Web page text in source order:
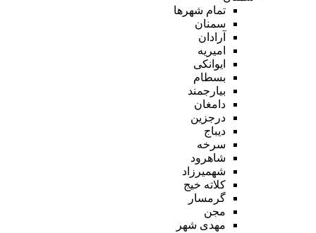
تمام شهر‌ها
سمنان
آرادان
امیریه
ایوانکی
بسطام
بیارجمند
دامغان
درجزین
دیباج
سرخه
شاهرود
شهمیرزاد
کلاته خیج
گرمسار
مجن
مهدی شهر